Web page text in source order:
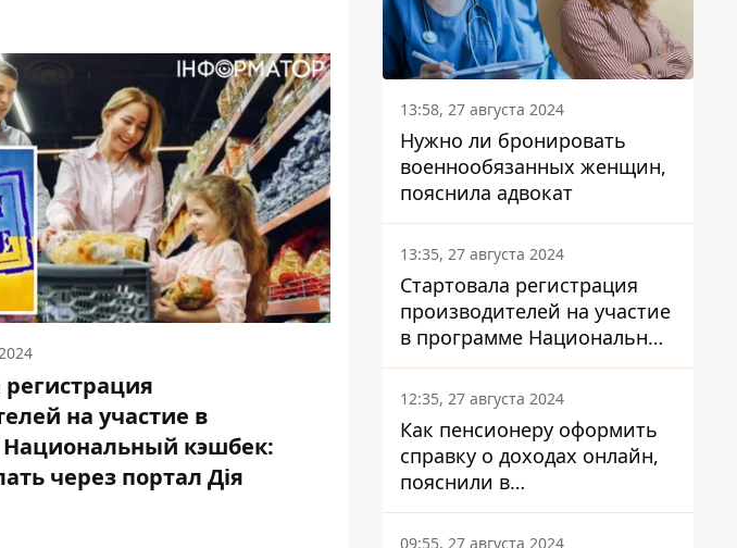
на участие в
кэшбек:
через портал Дія
13:58, 27 августа 2024
Нужно ли бронировать
военнообязанных женщин,
пояснила адвокат
13:35, 27 августа 2024
Стартовала регистрация
производителей на участие
в программе Национальный
кэшбек: как это сделать
через портал Дія
12:35, 27 августа 2024
Как пенсионеру оформить
справку о доходах онлайн,
пояснили в
Минсоцполитики
09:55, 27 августа 2024